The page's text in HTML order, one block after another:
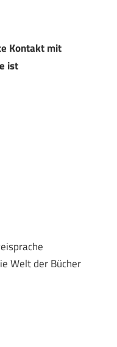
Kontakt mit
ist
Welt der Bücher